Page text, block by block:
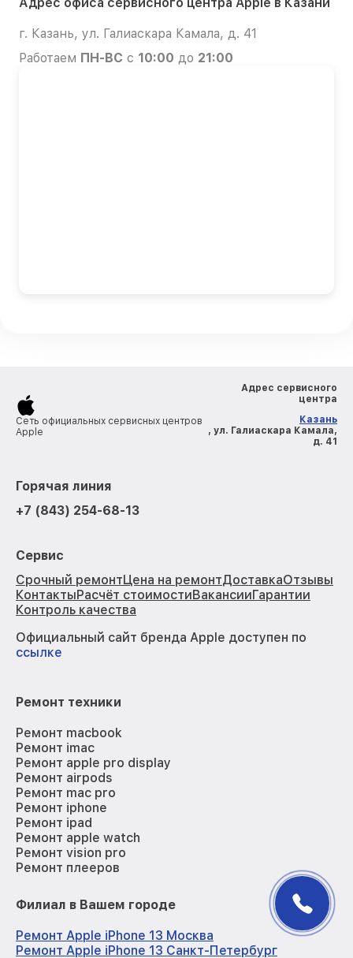
г. Казань, ул. Галиаскара Камала, д. 41
Работаем ПН-ВС с 10:00 до 21:00
Сеть официальных сервисных центров
Apple
Адрес сервисного
центра
Казань
, ул. Галиаскара Камала,
д. 41
Горячая линия
+7 (843) 254-68-13
Сервис
Срочный ремонтЦена на ремонтДоставкаОтзывы
КонтактыРасчёт стоимостиВакансииГарантии
Контроль качества
Официальный сайт бренда Apple доступен по
ссылке
Ремонт техники
Ремонт macbook
Ремонт imac
Ремонт apple pro display
Ремонт airpods
Ремонт mac pro
Ремонт iphone
Ремонт ipad
Ремонт apple watch
Ремонт vision pro
Ремонт плееров
Филиал в Вашем городе
Ремонт Apple iPhone 13 Москва
Ремонт Apple iPhone 13 Санкт-Петербург